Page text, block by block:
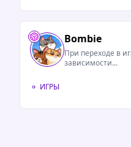
Bombie
При переходе в
зависимости...
ИГРЫ